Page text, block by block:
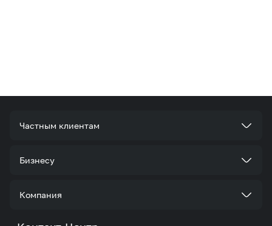
Частным клиентам
Тарифы
Бизнесу
Стать корпоративным клиентом
Компания